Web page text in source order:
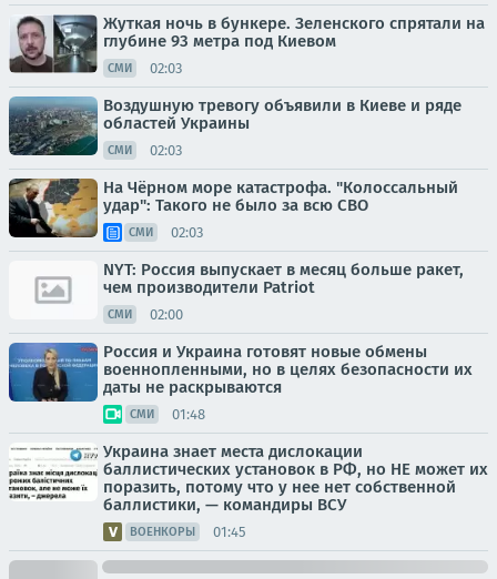
Жуткая ночь в бункере. Зеленского спрятали на
глубине 93 метра под Киевом
СМИ 02:03
Воздушную тревогу объявили в Киеве и ряде
областей Украины
СМИ 02:03
На Чёрном море катастрофа. "Колоссальный
удар": Такого не было за всю СВО
СМИ 02:03
NYT: Россия выпускает в месяц больше ракет,
чем производители Patriot
СМИ 02:00
Россия и Украина готовят новые обмены
военнопленными, но в целях безопасности их
даты не раскрываются
СМИ 01:48
Украина знает места дислокации
баллистических установок в РФ, но НЕ может их
поразить, потому что у нее нет собственной
баллистики, — командиры ВСУ
ВОЕНКОРЫ 01:45